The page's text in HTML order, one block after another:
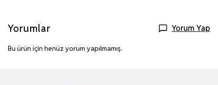
Yorumlar Yorum Yap
Bu ürün için henüz yorum yapılmamış.